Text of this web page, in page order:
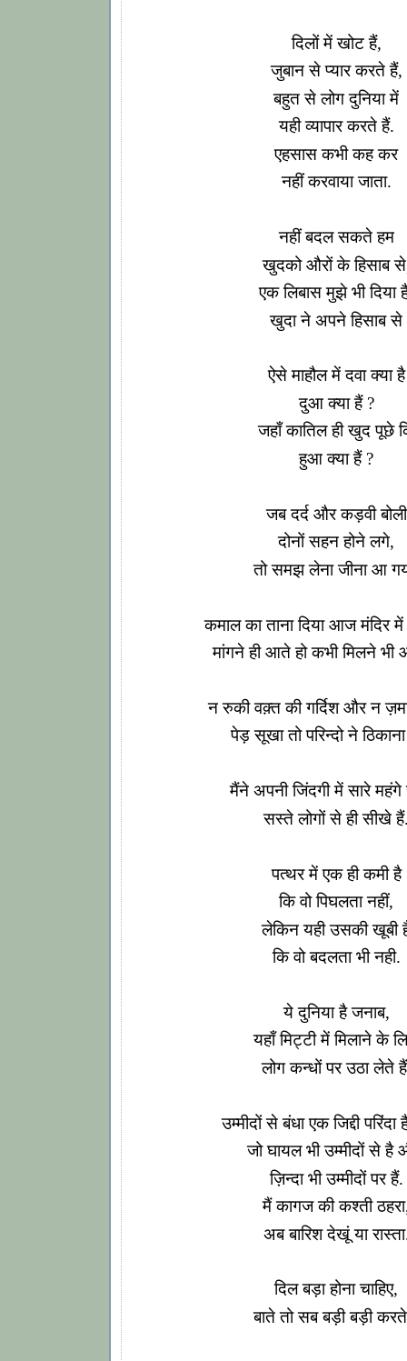
दिलों में खोट हैं,
जुबान से प्यार करते हैं,
बहुत से लोग दुनिया में
यही व्यापार करते हैं.
एहसास कभी कह कर
नहीं करवाया जाता.
नहीं बदल सकते हम
खुदको औरों के हिसाब
एक लिबास मुझे भी दिया
खुदा ने अपने हिसाब से
ऐसे माहौल में दवा क्या है
दुआ क्या हैं ?
जहाँ कातिल ही खुद पूछे
हुआ क्या हैं ?
जब दर्द और कड़वी बोली
दोनों सहन होने लगे,
तो समझ लेना जीना आ
कमाल का ताना दिया आज मंदिर
मांगने ही आते हो कभी मिलने भी
न रुकी वक़्त की गर्दिश और न
पेड़ सूखा तो परिन्दो ने
मैंने अपनी जिंदगी में सारे
सस्ते लोगों से ही सीखे
पत्थर में एक ही कमी है
कि वो पिघलता नहीं,
लेकिन यही उसकी खूबी
कि वो बदलता भी नही.
ये दुनिया है जनाब,
यहाँ मिट्टी में मिलाने के
लोग कन्धों पर उठा लेते
उम्मीदों से बंधा एक जिद्दी परिंदा
जो घायल भी उम्मीदों से है
ज़िन्दा भी उम्मीदों पर हैं.
मैं कागज की कश्ती
अब बारिश देखूं या
दिल बड़ा होना चाहिए,
बाते तो सब बड़ी बड़ी